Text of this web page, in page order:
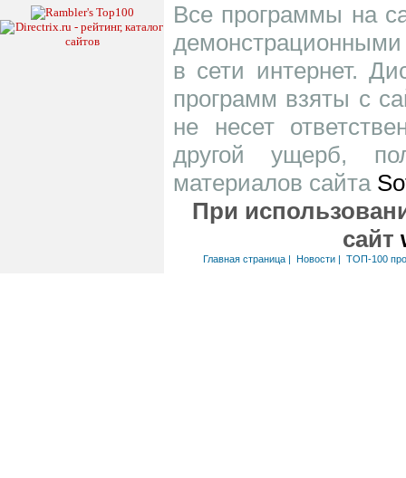
Все программы на
в сети интернет.
программ взяты с
не несет
другой ущерб,
материалов сайта
При
сайт
Главная страница| Новости| ТОП-100